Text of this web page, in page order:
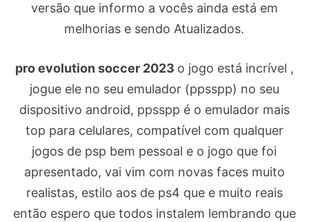
versão que informo a vocês ainda está em
melhorias e sendo Atualizados.
pro evolution soccer 2023 o jogo está incrível ,
jogue ele no seu emulador (ppsspp) no seu
dispositivo android, ppsspp é o emulador mais
top para celulares, compatível com qualquer
jogos de psp bem pessoal e o jogo que foi
apresentado, vai vim com novas faces muito
realistas, estilo aos de ps4 que e muito reais
então espero que todos instalem lembrando que